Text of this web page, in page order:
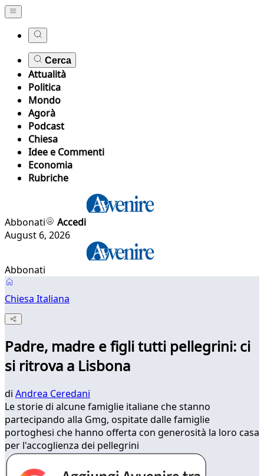
Cerca
Attualità
Politica
Mondo
Agorà
Podcast
Chiesa
Idee e Commenti
Economia
Rubriche
Abbonati
Accedi
August 6, 2026
Abbonati
Chiesa Italiana
Padre, madre e figli tutti pellegrini: ci
si ritrova a Lisbona
di Andrea Ceredani
Le storie di alcune famiglie italiane che stanno
partecipando alla Gmg, ospitate dalle famiglie
portoghesi che hanno offerta con generosità la loro casa
per l'accoglienza dei pellegrini